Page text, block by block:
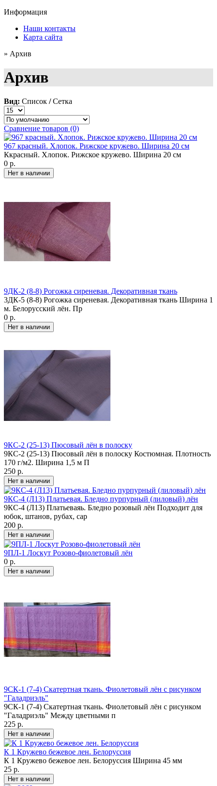
Информация
Наши контакты
Карта сайта
» Архив
Архив
Вид: Список / Сетка
Сравнение товаров (0)
967 красный. Хлопок. Рижское кружево. Ширина 20 см
Ккрасный. Хлопок. Рижское кружево. Ширина 20 см
0 р.
9ДК-2 (8-8) Рогожка сиреневая. Декоративная ткань
3ДК-5 (8-8) Рогожка сиреневая. Декоративная ткань Ширина 1
м. Белорусский лён. Пр
0 р.
9КС-2 (25-13) Пюсовый лён в полоску
9КС-2 (25-13) Пюсовый лён в полоску Костюмная. Плотность
170 г/м2. Ширина 1,5 м П
250 р.
9КС-4 (Л13) Платьевая. Бледно пурпурный (лиловый) лён
9КС-4 (Л13) Платьеваяь. Бледно розовый лён Подходит для
юбок, штанов, рубах, сар
200 р.
9ПЛ-1 Лоскут Розово-фиолетовый лён
0 р.
9СК-1 (7-4) Скатертная ткань. Фиолетовый лён с рисунком
"Галадриэль"
9СК-1 (7-4) Скатертная ткань. Фиолетовый лён с рисунком
"Галадриэль" Между цветными п
225 р.
К 1 Кружево бежевое лен. Белоруссия
К 1 Кружево бежевое лен. Белоруссия Ширина 45 мм
25 р.